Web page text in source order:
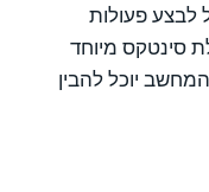
לבצע פעולות
סינטקס מיוחד
יוכל להבין